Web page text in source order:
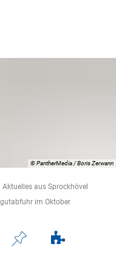
© PantherMedia / Boris Zerwann
Aktuelles aus Sprockhövel
im Oktober